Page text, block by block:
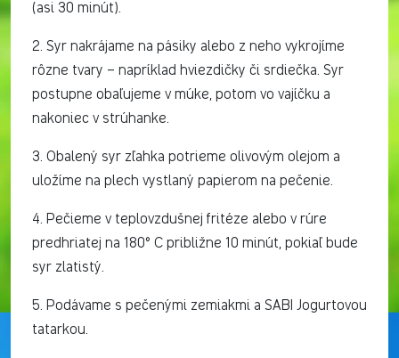
(asi 30 minút).
2. Syr nakrájame na pásiky alebo z neho vykrojíme
rôzne tvary – napríklad hviezdičky či srdiečka. Syr
postupne obaľujeme v múke, potom vo vajíčku a
nakoniec v strúhanke.
3. Obalený syr zľahka potrieme olivovým olejom a
uložíme na plech vystlaný papierom na pečenie.
4. Pečieme v teplovzdušnej fritéze alebo v rúre
predhriatej na 180° C približne 10 minút, pokiaľ bude
syr zlatistý.
5. Podávame s pečenými zemiakmi a SABI Jogurtovou
tatarkou.